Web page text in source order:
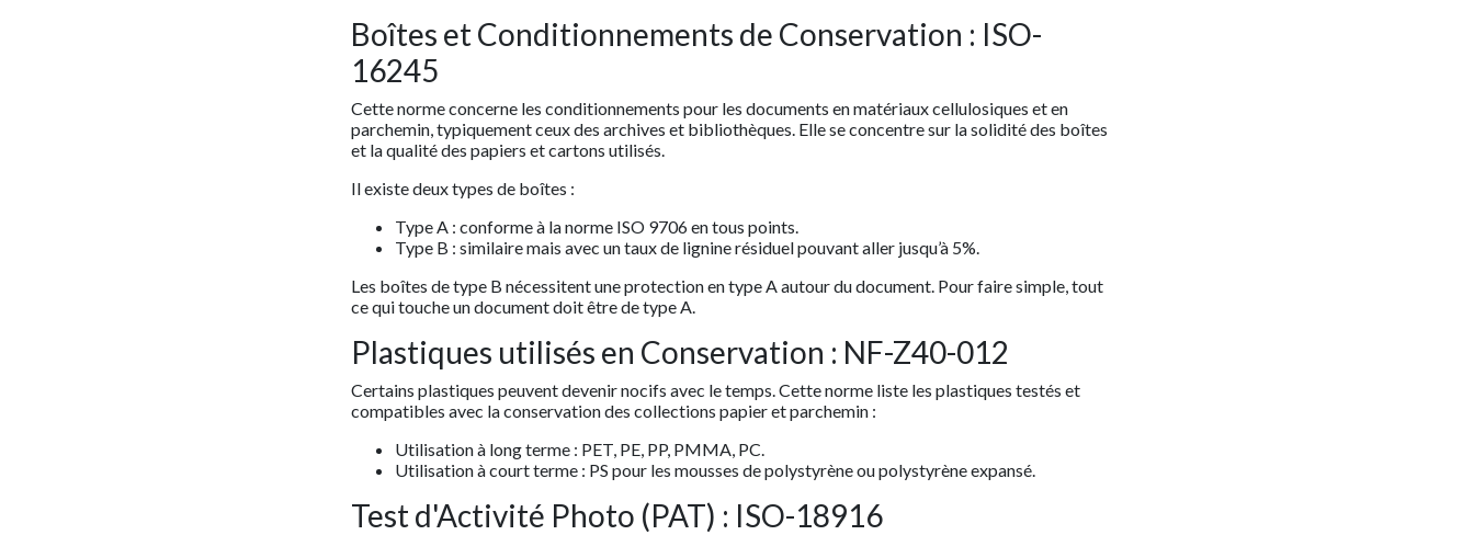
Boîtes et Conditionnements de Conservation : ISO-
16245
Cette norme concerne les conditionnements pour les documents en matériaux cellulosiques et en
parchemin, typiquement ceux des archives et bibliothèques. Elle se concentre sur la solidité des boîtes
et la qualité des papiers et cartons utilisés.
Il existe deux types de boîtes :
Type A : conforme à la norme ISO 9706 en tous points.
Type B : similaire mais avec un taux de lignine résiduel pouvant aller jusqu’à 5%.
Les boîtes de type B nécessitent une protection en type A autour du document. Pour faire simple, tout
ce qui touche un document doit être de type A.
Plastiques utilisés en Conservation : NF-Z40-012
Certains plastiques peuvent devenir nocifs avec le temps. Cette norme liste les plastiques testés et
compatibles avec la conservation des collections papier et parchemin :
Utilisation à long terme : PET, PE, PP, PMMA, PC.
Utilisation à court terme : PS pour les mousses de polystyrène ou polystyrène expansé.
Test d'Activité Photo (PAT) : ISO-18916